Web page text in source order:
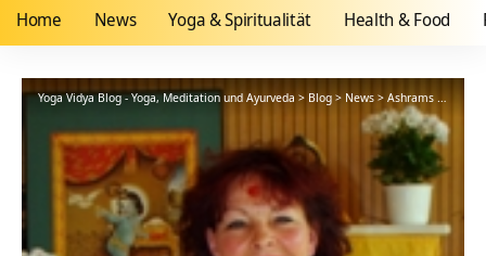
Home News Yoga & Spiritualität Health & Food
Yoga Vidya Blog - Yoga, Meditation und Ayurveda > Blog > News > Ashrams